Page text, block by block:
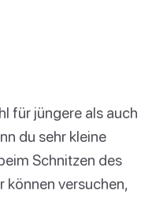
für jüngere als auch
du sehr kleine
Schnitzen des
können versuchen,